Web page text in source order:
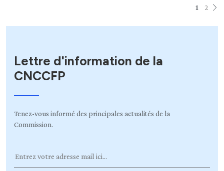
1 2
Lettre d'information de la
CNCCFP
Tenez-vous informé des principales actualités de la
Commission.